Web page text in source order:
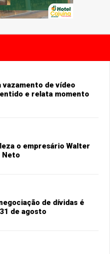
vazamento de vídeo
e relata momento
o empresário Walter
Neto
de dívidas é
de agosto